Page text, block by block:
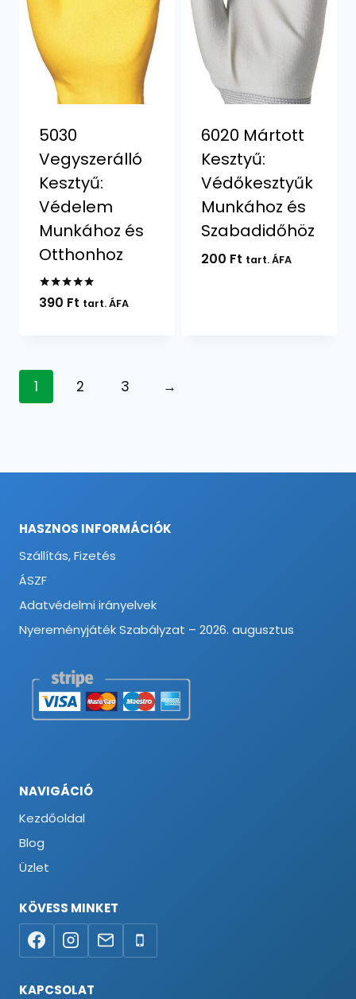
5030
Vegyszerálló
Kesztyű:
Védelem
Munkához és
Otthonhoz
Értékelés:
5.00
390 Ft tart. ÁFA
6020 Mártott
Kesztyű:
Védőkesztyűk
Munkához és
Szabadidőhöz
200 Ft tart. ÁFA
1 2 3 →
HASZNOS INFORMÁCIÓK
Szállítás, Fizetés
ÁSZF
Adatvédelmi irányelvek
Nyereményjáték Szabályzat – 2026. augusztus
NAVIGÁCIÓ
Kezdőoldal
Blog
Üzlet
KÖVESS MINKET
KAPCSOLAT